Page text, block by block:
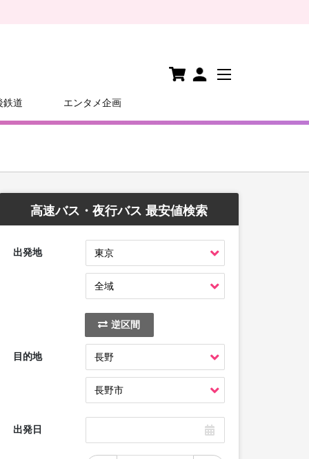
鉄道 エンタメ企画
高速バス・夜行バス 最安値検索
出発地
逆区間
目的地
出発日